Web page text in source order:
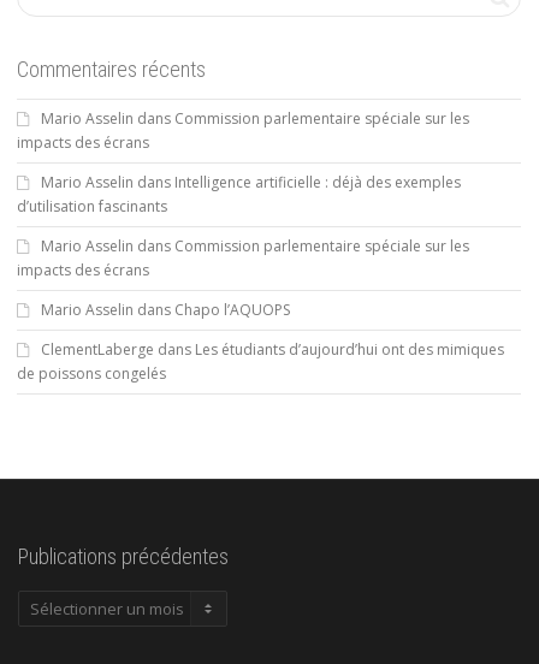
Commentaires récents
Mario Asselin dans Commission parlementaire spéciale sur les
impacts des écrans
Mario Asselin dans Intelligence artificielle : déjà des exemples
d’utilisation fascinants
Mario Asselin dans Commission parlementaire spéciale sur les
impacts des écrans
Mario Asselin dans Chapo l’AQUOPS
ClementLaberge dans Les étudiants d’aujourd’hui ont des mimiques
de poissons congelés
Publications précédentes
Publications